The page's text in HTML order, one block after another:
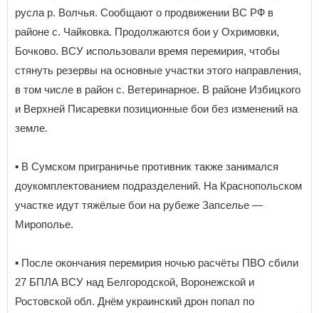
русла р. Волчья. Сообщают о продвижении ВС РФ в
районе с. Чайковка. Продолжаются бои у Охримовки,
Бочково. ВСУ использовали время перемирия, чтобы
стянуть резервы на основные участки этого направления,
в том числе в район с. Ветеринарное. В районе Избицкого
и Верхней Писаревки позиционные бои без изменений на
земле.
▪️ В Сумском приграничье противник также занимался
доукомплектованием подразделений. На Краснопольском
участке идут тяжёлые бои на рубеже Запселье —
Мирополье.
▪️ После окончания перемирия ночью расчёты ПВО сбили
27 БПЛА ВСУ над Белгородской, Воронежской и
Ростовской обл. Днём украинский дрон попал по